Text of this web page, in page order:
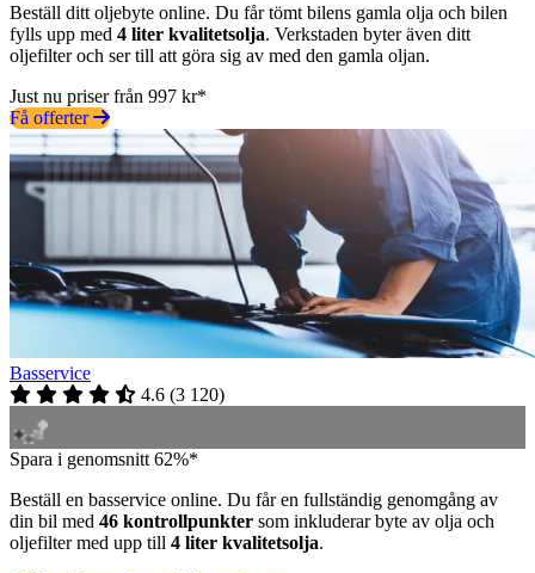
Beställ ditt oljebyte online. Du får tömt bilens gamla olja och bilen
fylls upp med 4 liter kvalitetsolja. Verkstaden byter även ditt
oljefilter och ser till att göra sig av med den gamla oljan.
Just nu priser från 997 kr*
Få offerter
Basservice
4.6 (3 120)
Spara i genomsnitt 62%*
Beställ en basservice online. Du får en fullständig genomgång av
din bil med 46 kontrollpunkter som inkluderar byte av olja och
oljefilter med upp till 4 liter kvalitetsolja.